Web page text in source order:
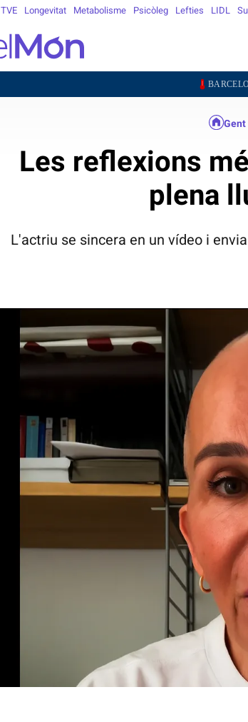
TVE Longevitat Metabolisme Psicòleg Lefties LIDL
BARCELONA31,4°
Gent
Les reflexions
plena
L'actriu se sincera en un vídeo i